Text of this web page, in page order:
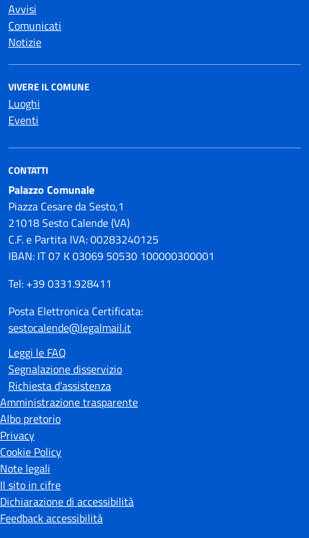
Avvisi
Comunicati
Notizie
VIVERE IL COMUNE
Luoghi
Eventi
CONTATTI
Palazzo Comunale
Piazza Cesare da Sesto,1
21018 Sesto Calende (VA)
C.F. e Partita IVA: 00283240125
IBAN: IT 07 K 03069 50530 100000300001
Tel: +39 0331.928411
Posta Elettronica Certificata:
sestocalende@legalmail.it
Leggi le FAQ
Segnalazione disservizio
Richiesta d'assistenza
Amministrazione trasparente
Albo pretorio
Privacy
Cookie Policy
Note legali
Il sito in cifre
Dichiarazione di accessibilità
Feedback accessibilità